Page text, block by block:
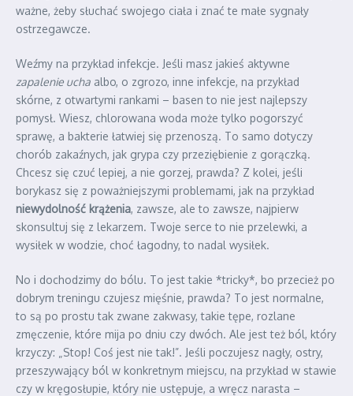
ważne, żeby słuchać swojego ciała i znać te małe sygnały
ostrzegawcze.
Weźmy na przykład infekcje. Jeśli masz jakieś aktywne
zapalenie ucha albo, o zgrozo, inne infekcje, na przykład
skórne, z otwartymi rankami – basen to nie jest najlepszy
pomysł. Wiesz, chlorowana woda może tylko pogorszyć
sprawę, a bakterie łatwiej się przenoszą. To samo dotyczy
chorób zakaźnych, jak grypa czy przeziębienie z gorączką.
Chcesz się czuć lepiej, a nie gorzej, prawda? Z kolei, jeśli
borykasz się z poważniejszymi problemami, jak na przykład
niewydolność krążenia, zawsze, ale to zawsze, najpierw
skonsultuj się z lekarzem. Twoje serce to nie przelewki, a
wysiłek w wodzie, choć łagodny, to nadal wysiłek.
No i dochodzimy do bólu. To jest takie *tricky*, bo przecież po
dobrym treningu czujesz mięśnie, prawda? To jest normalne,
to są po prostu tak zwane zakwasy, takie tępe, rozlane
zmęczenie, które mija po dniu czy dwóch. Ale jest też ból, który
krzyczy: „Stop! Coś jest nie tak!”. Jeśli poczujesz nagły, ostry,
przeszywający ból w konkretnym miejscu, na przykład w stawie
czy w kręgosłupie, który nie ustępuje, a wręcz narasta –